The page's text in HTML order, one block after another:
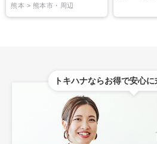
熊本 > 熊本市・周辺
トキハナならお得で安心